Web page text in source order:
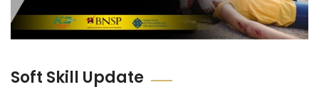
Soft Skill Update